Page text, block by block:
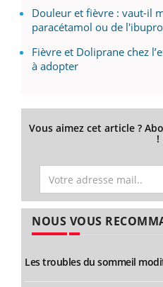
Douleur et fièvre : vaut-il
paracétamol ou de
Fièvre et Doliprane chez
à adopter
Vous aimez cet article ?
!
NOUS VOUS
Les troubles du sommeil